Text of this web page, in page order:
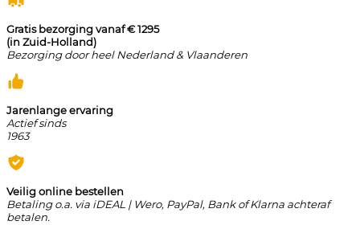
Gratis bezorging vanaf € 1295
(in Zuid-Holland)
Bezorging door heel Nederland & Vlaanderen
Jarenlange ervaring
Actief sinds
1963
Veilig online bestellen
Betaling o.a. via iDEAL | Wero, PayPal, Bank of Klarna achteraf
betalen.